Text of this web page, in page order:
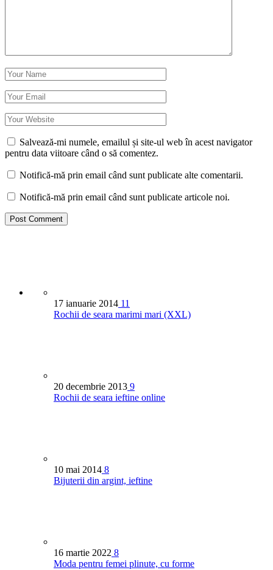
Salvează-mi numele, emailul și site-ul web în acest navigator
pentru data viitoare când o să comentez.
Notifică-mă prin email când sunt publicate alte comentarii.
Notifică-mă prin email când sunt publicate articole noi.
17 ianuarie 2014 11
Rochii de seara marimi mari (XXL)
20 decembrie 2013 9
Rochii de seara ieftine online
10 mai 2014 8
Bijuterii din argint, ieftine
16 martie 2022 8
Moda pentru femei plinute, cu forme